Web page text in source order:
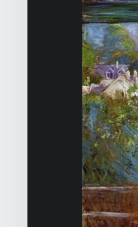
O
A
C
H
D
E
V
I
E
Développement Personnel